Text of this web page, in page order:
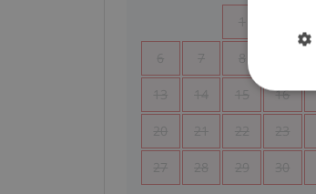
1
6 7 8
13 14 15 16
20 21 22 23
27 28 29 30